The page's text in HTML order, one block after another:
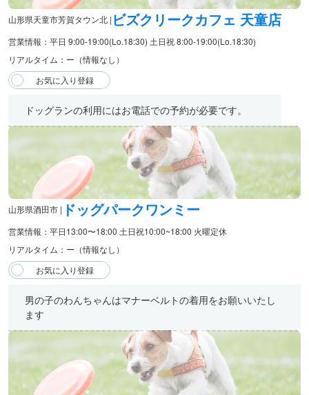
山形県天童市芳賀タウン北 | ビズクリークカフェ 天童店
営業情報：平日 9:00-19:00(Lo.18:30) 土日祝 8:00-19:00(Lo.18:30)
リアルタイム：ー（情報なし）
ドッグランの利用にはお電話での予約が必要です。
山形県酒田市 | ドッグパークワンミー
営業情報：平日13:00〜18:00 土日祝10:00~18:00 火曜定休
リアルタイム：ー（情報なし）
男の子のわんちゃんはマナーベルトの着用をお願いいたし
ます